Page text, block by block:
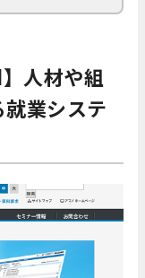
人材や組
業システ